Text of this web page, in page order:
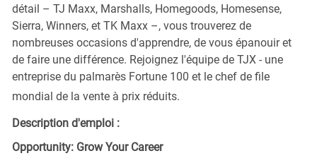
détail – TJ Maxx, Marshalls, Homegoods, Homesense,
Sierra, Winners, et TK Maxx –, vous trouverez de
nombreuses occasions d'apprendre, de vous épanouir et
de faire une différence. Rejoignez l'équipe de TJX - une
entreprise du palmarès Fortune 100 et le chef de file
mondial de la vente à prix réduits.
Description d'emploi :
Opportunity: Grow Your Career